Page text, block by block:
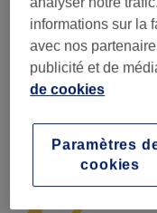
Femme - Épilation
Femme - Épilation À
Avis sur
informations sur la
avec nos
publicité et de
de cookies
Paramètres
cookies